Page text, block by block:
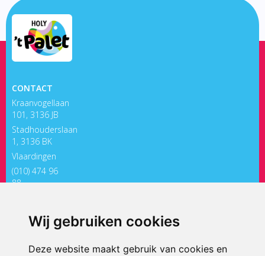
Wij gebruiken cookies
Deze website maakt gebruik van cookies en
CONTACT
Kraanvogellaan
101, 3136 JB
Stadhouderslaan
1, 3136 BK
Vlaardingen
(010) 474 96
88
ONDERDEEL VAN